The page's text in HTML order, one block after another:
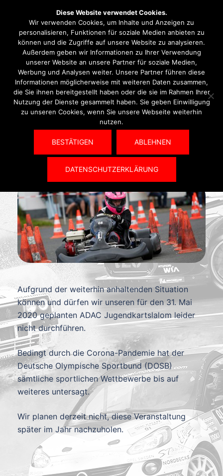
Kategorie:Jugend/Kart
19. MAI 2020 JUGEND/KART
Abgesagt: ADAC
Jugendkartslalom
Aufgrund der weiterhin anhaltenden Situation
können und dürfen wir unseren für den 31. Mai
2020 geplanten ADAC Jugendkartslalom leider
nicht durchführen.
Bedingt durch die Corona-Pandemie hat der
Deutsche Olympische Sportbund (DOSB)
sämtliche sportlichen Wettbewerbe bis auf
weiteres untersagt.
Wir planen derzeit nicht, diese Veranstaltung
später im Jahr nachzuholen.
Diese Website verwendet Cookies.
Wir verwenden Cookies, um Inhalte und Anzeigen zu
personalisieren, Funktionen für soziale Medien anbieten zu
können und die Zugriffe auf unsere Website zu analysieren.
Außerdem geben wir Informationen zu Ihrer Verwendung
unserer Website an unsere Partner für soziale Medien,
Werbung und Analysen weiter. Unsere Partner führen diese
Informationen möglicherweise mit weiteren Daten zusammen,
die Sie ihnen bereitgestellt haben oder die sie im Rahmen Ihrer
Nutzung der Dienste gesammelt haben. Sie geben Einwilligung
zu unseren Cookies, wenn Sie unsere Webseite weiterhin
nutzen.
BESTÄTIGEN ABLEHNEN
DATENSCHUTZERKLÄRUNG